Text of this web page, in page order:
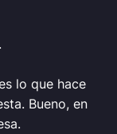
lo que hace
Bueno, en